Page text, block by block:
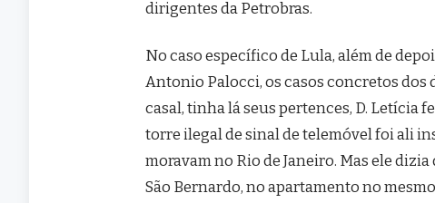
dirigentes da Petrobras.
No caso específico de Lula, além de
Antonio Palocci, os casos concretos dos
casal, tinha lá seus pertences, D. Letícia
torre ilegal de sinal de telemóvel foi ali
moravam no Rio de Janeiro. Mas ele dizia
São Bernardo, no apartamento no